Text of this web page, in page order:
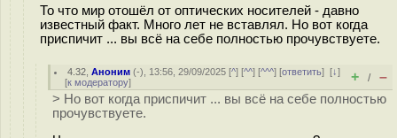
То что мир отошёл от оптических носителей - давно
известный факт. Много лет не вставлял. Но вот когда
приспичит ... вы всё на себе полностью прочувствуете.
4.32 ,Аноним (-), 13:56, 29/09/2025 [^] [^^] [^^^] [ответить][↓]
[к модератору] + / –
> Но вот когда приспичит ... вы всё на себе полностью
прочувствуете.